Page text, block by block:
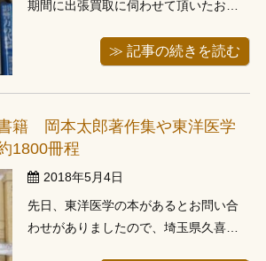
期間に出張買取に伺わせて頂いたお客
などの単行本や、学術系文庫をお譲り
の4階ということで、スタッフと2名で
伺わせて頂きました。というのも4階と
いうとエレベーターがあるかもしれま
≫ 記事の続きを読む
籍 岡本太郎著作集や東洋医学
1800冊程
2018年5月4日
先日、東洋医学の本があるとお問い合
わせがありましたので、埼玉県久喜市